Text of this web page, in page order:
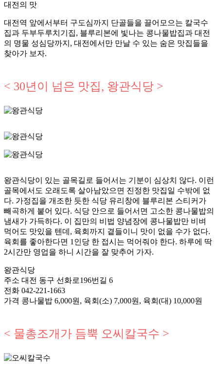
대전의 맛
대전역 앞에서부터 구도심까지 단골들을 끌어모으는 칼국수
집과 두부두루치기집, 블루리본에 빛나는 콩나물밥집과 대전
의 명물 성심당까지, 대전에서만 만날 수 있는 숨은 맛집들을
찾아가 보자.
< 30년이 넘은 맛집, 왕관식당 >
왕관식당이 있는 골목길로 들어서는 기분이 심상치 않다. 이런
골목에서도 오래도록 살아남았으면 진정한 맛집일 수밖에 없
다. 가정집을 개조한 듯한 식당 유리창에 블루리본 스티커가
빼곡하게 붙어 있다. 식당 안으로 들어서면 고소한 콩나물밥의
냄새가 가득하다. 이 집만의 비법 양념장에 콩나물밥만 비벼
먹어도 맛있을 텐데, 육회까지 곁들이니 맛이 없을 수가 없다.
육회를 좋아한다면 1인당 한 접시는 먹어줘야 한다. 하루에 딱
2시간만 영업을 하니 시간을 잘 맞추어 가자.
왕관식당
주소 대전 동구 선화로196번길 6
전화 042-221-1663
가격 콩나물밥 6,000원, 육회(소) 7,000원, 육회(대) 10,000원
< 물총조개가 듬뿍 오씨칼국수 >